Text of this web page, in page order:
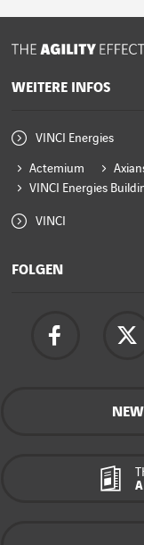
WEITERE INFOS
VINCI Energies
Actemium
VINCI Energies
VINCI
FOLGEN